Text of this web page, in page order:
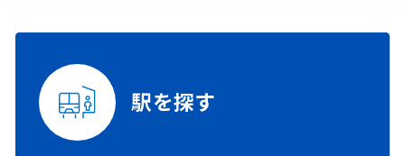
駅を探す